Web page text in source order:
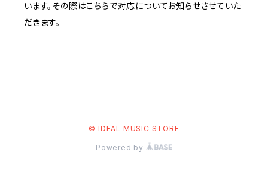
います。その際はこちらで対応についてお知らせさせていた
だきます。
© IDEAL MUSIC STORE
Powered by